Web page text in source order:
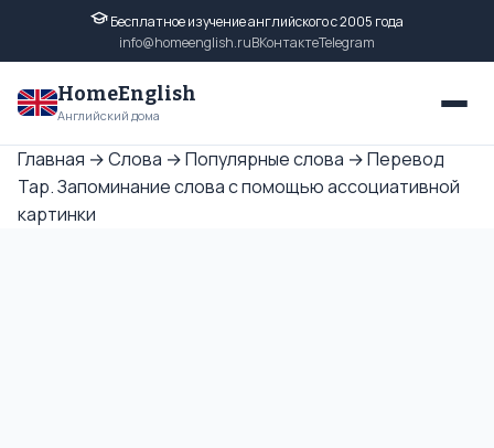
Бесплатное изучение английского с 2005 года
info@homeenglish.ruВКонтактеTelegram
HomeEnglish
Английский дома
Главная →Слова →Популярные слова →Перевод
Tap. Запоминание слова с помощью ассоциативной
картинки